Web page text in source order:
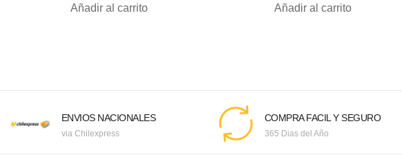
Añadir al carrito Añadir al carrito
ENVIOS NACIONALES
via Chilexpress
COMPRA FACIL Y SEGURO
365 Dias del Año